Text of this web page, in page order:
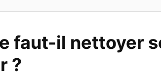
faut-il nettoyer
?